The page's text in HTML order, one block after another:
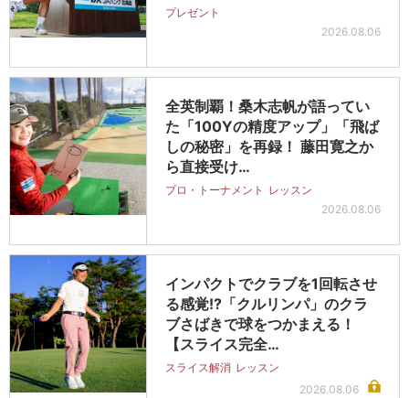
プレゼント
2026.08.06
全英制覇！桑木志帆が語ってい
た「100Yの精度アップ」「飛ば
しの秘密」を再録！ 藤田寛之か
ら直接受け…
プロ・トーナメント レッスン
2026.08.06
インパクトでクラブを1回転させ
る感覚!?「クルリンパ」のクラ
ブさばきで球をつかまえる！
【スライス完全…
スライス解消 レッスン
2026.08.06